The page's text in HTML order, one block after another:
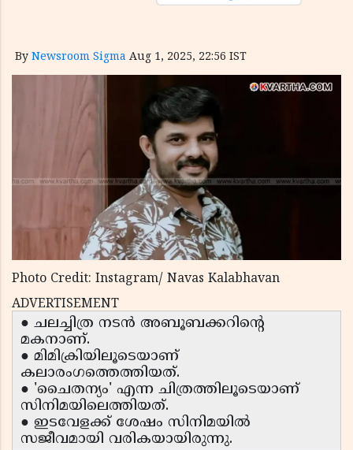
By Newsroom Sigma Aug 1, 2025, 22:56 IST
Photo Credit: Instagram/ Navas Kalabhavan
ADVERTISEMENT
● ചലച്ചിത്ര നടൻ അബൂബക്കറിൻ്റെ
മകനാണ്.
● മിമിക്രിയിലൂടെയാണ്
കലാരംഗത്തെത്തിയത്.
● 'ചൈതന്യം' എന്ന ചിത്രത്തിലൂടെയാണ്
സിനിമയിലെത്തിയത്.
● ഇടവേളക്ക് ശേഷം സിനിമയിൽ
സജീവമായി വരികയായിരുന്നു.